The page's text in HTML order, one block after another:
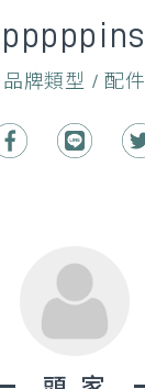
pppppins
品牌類型 / 配件